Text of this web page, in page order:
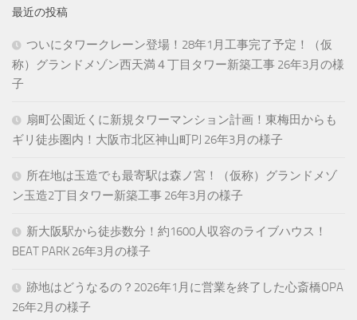
最近の投稿
ついにタワークレーン登場！28年1月工事完了予定！（仮
称）グランドメゾン西天満４丁目タワー新築工事 26年3月の様
子
扇町公園近くに新規タワーマンション計画！東梅田からも
ギリ徒歩圏内！大阪市北区神山町PJ 26年3月の様子
所在地は玉造でも最寄駅は森ノ宮！（仮称）グランドメゾ
ン玉造2丁目タワー新築工事 26年3月の様子
新大阪駅から徒歩数分！約1600人収容のライブハウス！
BEAT PARK 26年3月の様子
跡地はどうなるの？2026年1月に営業を終了した心斎橋OPA
26年2月の様子